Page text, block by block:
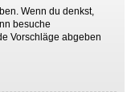
Wenn du denkst,
besuche
Vorschläge abgeben